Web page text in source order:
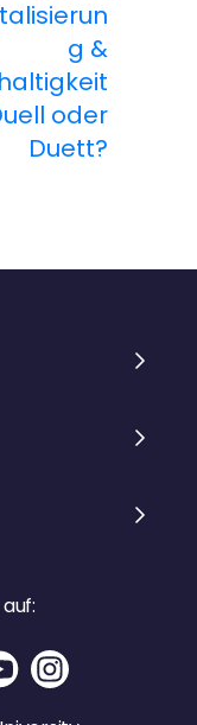
g &
oder
Duett?